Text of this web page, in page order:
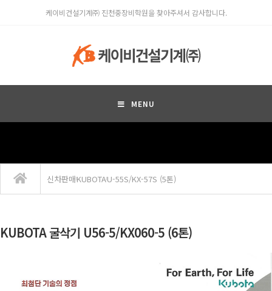
케이비건설기계㈜ 진천중장비학원을 찾아주셔서 감사합니다.
MENU
신차판매KUBOTAU-55S/KX-57S (5톤)
KUBOTA 굴삭기 U56-5/KX060-5 (6톤)